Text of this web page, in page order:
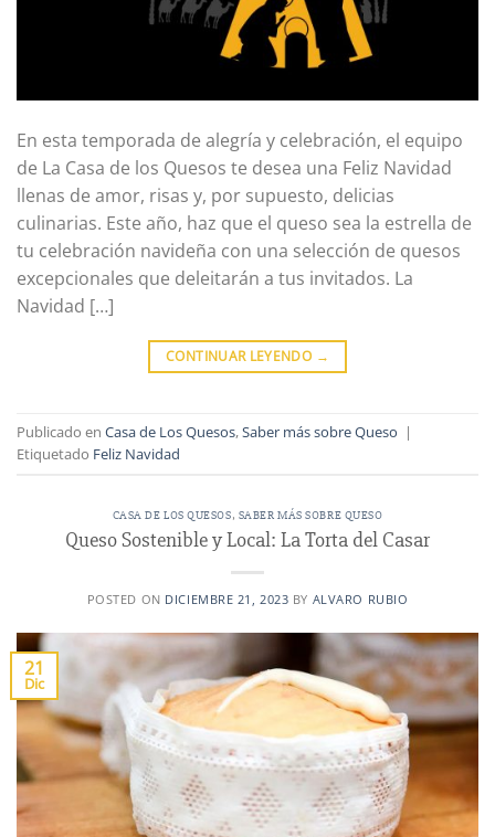
En esta temporada de alegría y celebración, el equipo
de La Casa de los Quesos te desea una Feliz Navidad
llenas de amor, risas y, por supuesto, delicias
culinarias. Este año, haz que el queso sea la estrella de
tu celebración navideña con una selección de quesos
excepcionales que deleitarán a tus invitados. La
Navidad […]
CONTINUAR LEYENDO →
Publicado en Casa de Los Quesos,Saber más sobre Queso |
Etiquetado Feliz Navidad
CASA DE LOS QUESOS, SABER MÁS SOBRE QUESO
Queso Sostenible y Local: La Torta del Casar
POSTED ON DICIEMBRE 21, 2023 BY ALVARO RUBIO
21
Dic